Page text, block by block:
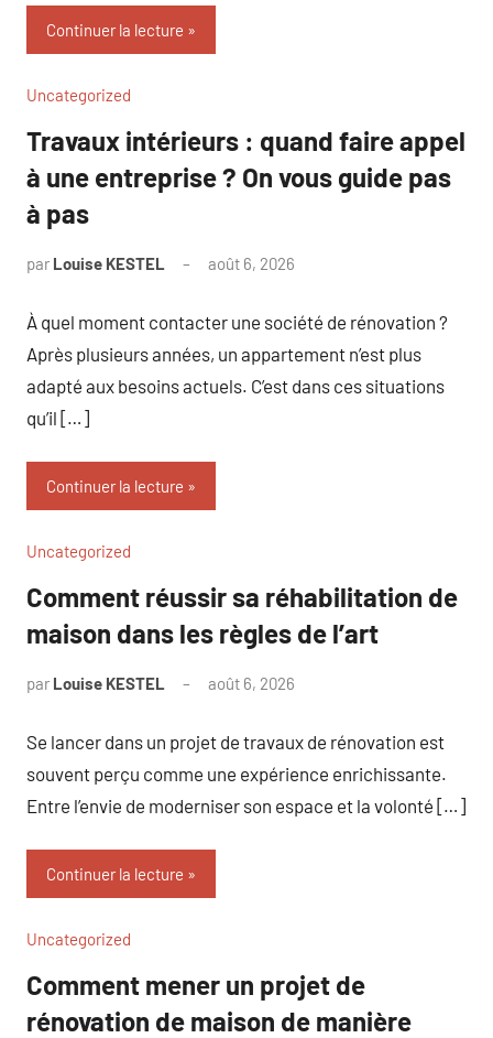
Continuer la lecture
Uncategorized
Travaux intérieurs : quand faire appel
à une entreprise ? On vous guide pas
à pas
par Louise KESTEL août 6, 2026
À quel moment contacter une société de rénovation ?
Après plusieurs années, un appartement n’est plus
adapté aux besoins actuels. C’est dans ces situations
qu’il […]
Continuer la lecture
Uncategorized
Comment réussir sa réhabilitation de
maison dans les règles de l’art
par Louise KESTEL août 6, 2026
Se lancer dans un projet de travaux de rénovation est
souvent perçu comme une expérience enrichissante.
Entre l’envie de moderniser son espace et la volonté […]
Continuer la lecture
Uncategorized
Comment mener un projet de
rénovation de maison de manière